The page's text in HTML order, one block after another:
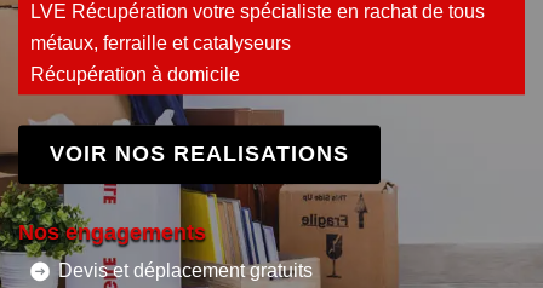
LVE Récupération votre spécialiste en rachat de tous
métaux, ferraille et catalyseurs
Récupération à domicile
VOIR NOS REALISATIONS
Nos engagements
Devis et déplacement gratuits